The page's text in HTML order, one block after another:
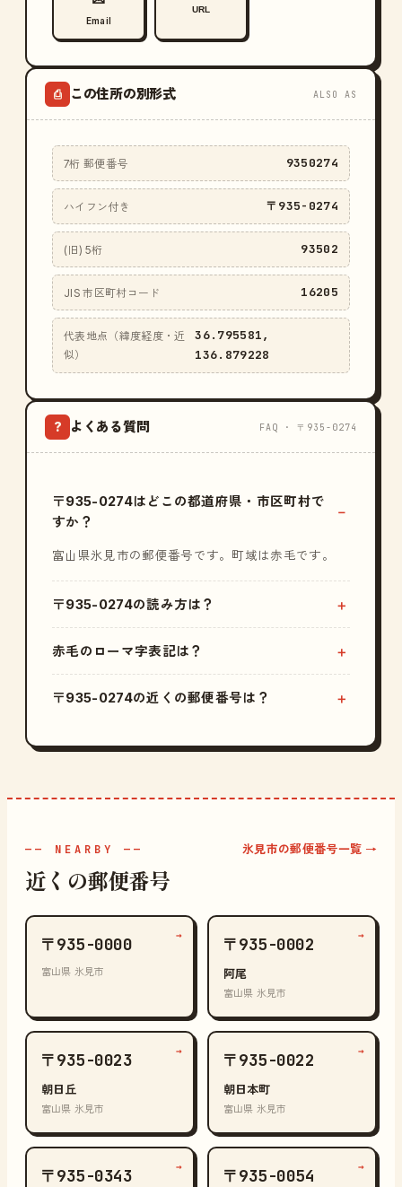
Email
URL
⎙ この住所の別形式 ALSO AS
7桁 郵便番号 9350274
ハイフン付き 〒935-0274
(旧) 5桁 93502
JIS 市区町村コード 16205
代表地点（緯度経度・近
似）
36.795581,
136.879228
? よくある質問 FAQ · 〒935-0274
〒935-0274はどこの都道府県・市区町村で
すか？
富山県氷見市の郵便番号です。町域は赤毛です。
〒935-0274の読み方は？
赤毛のローマ字表記は？
〒935-0274の近くの郵便番号は？
—— NEARBY ——
近くの郵便番号
氷見市の郵便番号一覧 →
〒935-0000
富山県 氷見市
→ 〒935-0002
阿尾
富山県 氷見市
→
〒935-0023
朝日丘
富山県 氷見市
→ 〒935-0022
朝日本町
富山県 氷見市
→
〒935-0343 → 〒935-0054 →